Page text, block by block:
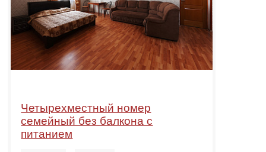
Четырехместный номер
семейный без балкона с
питанием